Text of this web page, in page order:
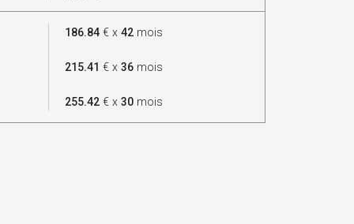
186.84 € x 42 mois
215.41 € x 36 mois
255.42 € x 30 mois